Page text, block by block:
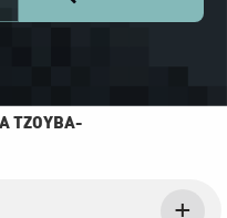
ΤΖΟΎΒΑ-